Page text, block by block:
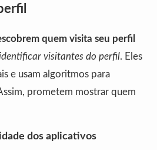
quem visita seu perfil
visitantes do perfil. Eles
e usam algoritmos para
prometem mostrar quem
dos aplicativos